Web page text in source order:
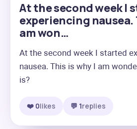
At the second week I
experiencing nausea.
am won…
At the second week I started
nausea. This is why I am
is?
❤️ 0likes 💬 1replies